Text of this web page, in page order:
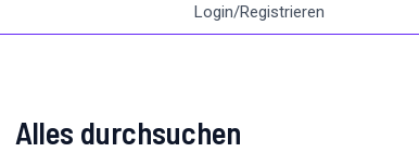
Login/Registrieren
Alles durchsuchen
e